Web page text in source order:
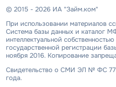
© 2015 - 2026 ИА "Займ.ком"
При использовании материалов
Система базы данных и каталог
интеллектуальной
государственной регистрации
ноября 2016. Копирование
Свидетельство о СМИ ЭЛ № ФС 77
года.